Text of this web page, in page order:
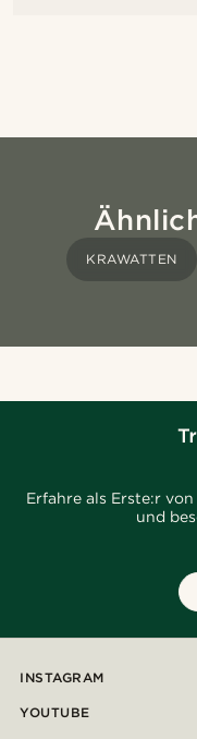
KRAWATTEN
Erfahre als Erste:r
und
INSTAGRAM
YOUTUBE